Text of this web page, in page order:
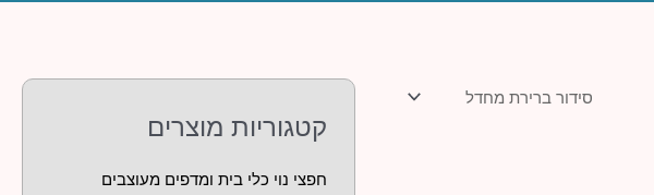
קטגוריות מוצרים
חפצי נוי כלי בית ומדפים מעוצבים